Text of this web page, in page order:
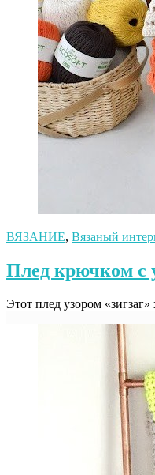
ВЯЗАНИЕ, Вязаный
Плед крючком с
Этот плед узором